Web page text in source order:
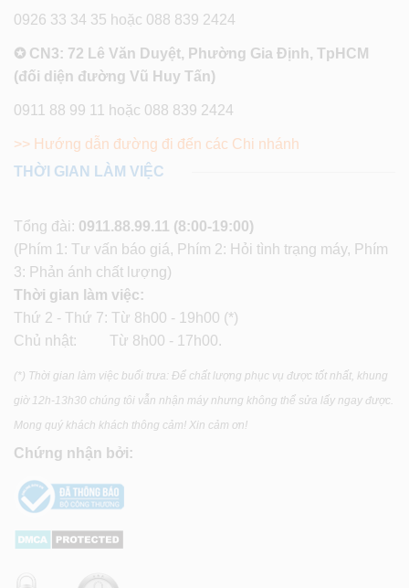
0926 33 34 35 hoặc 088 839 2424
✪ CN3: 72 Lê Văn Duyệt, Phường Gia Định, TpHCM
(đối diện đường Vũ Huy Tấn)
0911 88 99 11 hoặc 088 839 2424
>> Hướng dẫn đường đi đến các Chi nhánh
THỜI GIAN LÀM VIỆC
Tổng đài: 0911.88.99.11 (8:00-19:00)
(Phím 1: Tư vấn báo giá, Phím 2: Hỏi tình trạng máy, Phím
3: Phản ánh chất lượng)
Thời gian làm việc:
Thứ 2 - Thứ 7: Từ 8h00 - 19h00 (*)
Chủ nhật: Từ 8h00 - 17h00.
(*) Thời gian làm việc buổi trưa: Để chất lượng phục vụ được tốt nhất, khung
giờ 12h-13h30 chúng tôi vẫn nhận máy nhưng không thể sửa lấy ngay được.
Mong quý khách khách thông cảm! Xin cảm ơn!
Chứng nhận bởi: